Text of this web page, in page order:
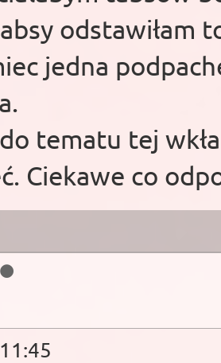
odstawiłam
jedna
tematu tej
Ciekawe co